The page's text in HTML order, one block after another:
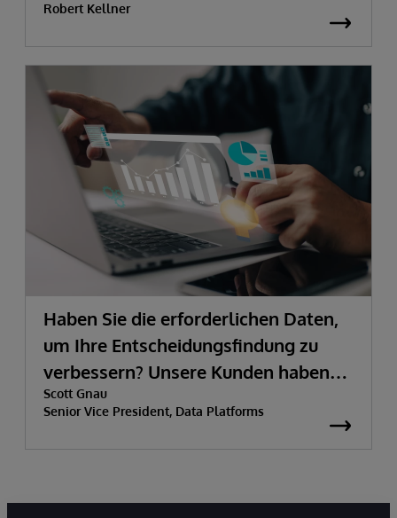
Robert Kellner
Haben Sie die erforderlichen Daten,
um Ihre Entscheidungsfindung zu
verbessern? Unsere Kunden haben
sie.
Scott Gnau
Senior Vice President, Data Platforms